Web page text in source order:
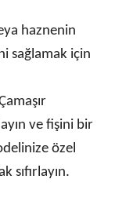
haznenin
sağlamak için
ve fişini bir
özel
sıfırlayın.